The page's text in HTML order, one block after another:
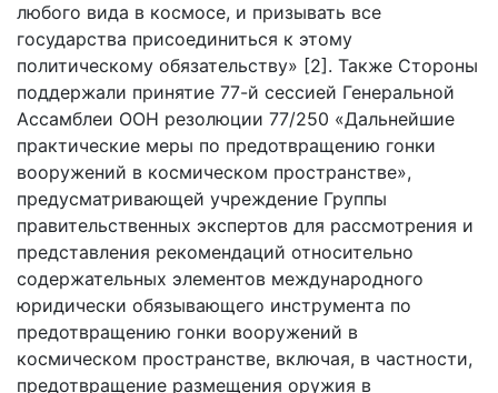
любого вида в космосе, и призывать все
государства присоединиться к этому
политическому обязательству» [2]. Также Стороны
поддержали принятие 77-й сессией Генеральной
Ассамблеи ООН резолюции 77/250 «Дальнейшие
практические меры по предотвращению гонки
вооружений в космическом пространстве»,
предусматривающей учреждение Группы
правительственных экспертов для рассмотрения и
представления рекомендаций относительно
содержательных элементов международного
юридически обязывающего инструмента по
предотвращению гонки вооружений в
космическом пространстве, включая, в частности,
предотвращение размещения оружия в